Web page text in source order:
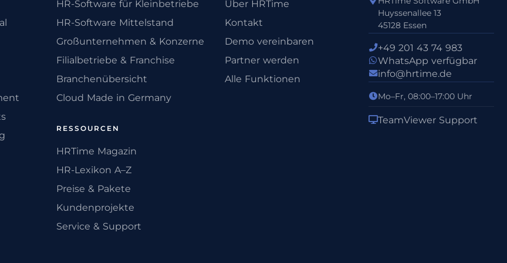
HR-Software für Kleinbetriebe
HR-Software Mittelstand
Großunternehmen & Konzerne
Filialbetriebe & Franchise
Branchenübersicht
Cloud Made in Germany
RESSOURCEN
HRTime Magazin
HR-Lexikon A–Z
Preise & Pakete
Kundenprojekte
Service & Support
Über HRTime
Kontakt
Demo vereinbaren
Partner werden
Alle Funktionen
Huyssenallee 13
45128 Essen
+49 201 43 74 983
WhatsApp verfügbar
info@hrtime.de
Mo–Fr, 08:00–17:00 Uhr
TeamViewer Support